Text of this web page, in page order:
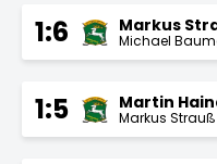
1:6 Markus
Michael
1:5 Martin
Markus Strauß